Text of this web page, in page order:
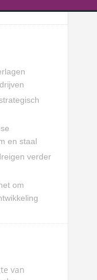
en staal
verder
om
van